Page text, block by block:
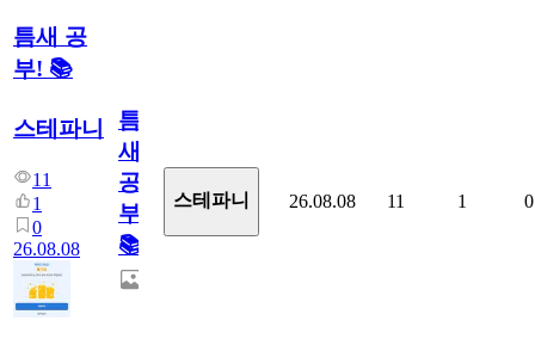
틈새 공
부! 📚
스테파니
11
1
0
26.08.08
틈
새
공
부!
📚
스테파니 26.08.08 11 1 0